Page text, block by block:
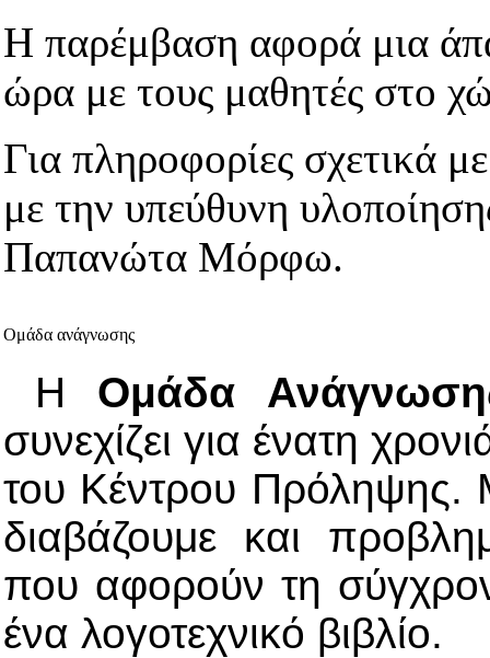
Η παρέμβαση αφορά μια
ώρα με τους μαθητές στο
Για πληροφορίες σχετικά
με την υπεύθυνη
Παπανώτα Μόρφω.
Ομάδα ανάγνωσης
Η Ομάδα
συνεχίζει για ένατη
του Κέντρου Πρόληψης.
διαβάζουμε και
που αφορούν τη
ένα λογοτεχνικό βιβλίο.